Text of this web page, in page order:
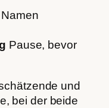
Pause, bevor
und
bei der beide